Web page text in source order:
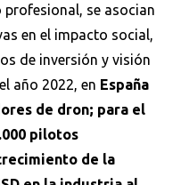
se asocian
en el impacto social,
de inversión y visión
año 2022, en España
de dron; para el
pilotos
de la